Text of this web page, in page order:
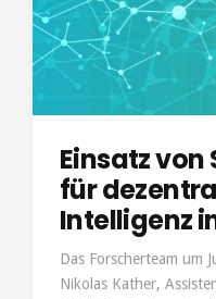
Einsatz
für
Intelligenz
Das Forscherteam um
Nikolas Kather,